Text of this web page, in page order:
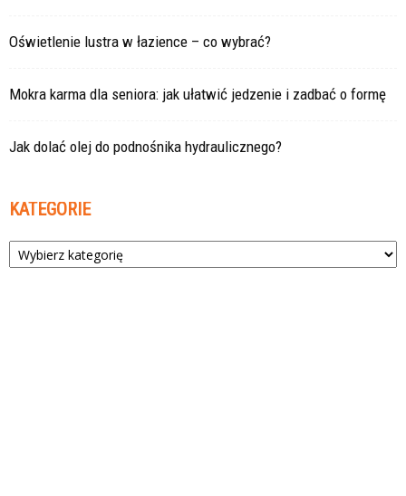
Oświetlenie lustra w łazience – co wybrać?
Mokra karma dla seniora: jak ułatwić jedzenie i zadbać o formę
Jak dolać olej do podnośnika hydraulicznego?
KATEGORIE
Kategorie